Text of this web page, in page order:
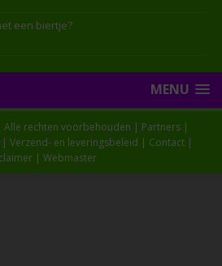
een biertje?
MENU
Alle rechten voorbehouden | Partners|
| Verzend- en leveringsbeleid | Contact |
| Webmaster